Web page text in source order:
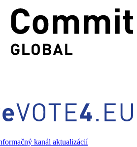
kanál aktualizácií